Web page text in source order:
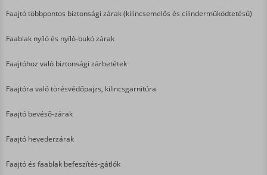
Faajtó többpontos biztonsági zárak (kilincsemelős és cilinderműködtetésű)
Faablak nyíló és nyíló-bukó zárak
Faajtóhoz való biztonsági zárbetétek
Faajtóra való törésvédőpajzs, kilincsgarnitúra
Faajtó bevéső-zárak
Faajtó hevederzárak
Faajtó és faablak befeszítés-gátlók